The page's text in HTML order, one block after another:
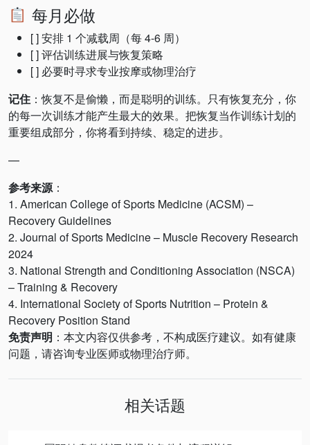
每月必做
[ ] 安排 1 个减载周（每 4-6 周）
[ ] 评估训练进展与恢复策略
[ ] 必要时寻求专业按摩或物理治疗
记住 ：恢复不是偷懒，而是聪明的训练。只有恢复充分，你
的每一次训练才能产生最大的效果。把恢复当作训练计划的
重要组成部分，你将看到持续、稳定的进步。
—
参考来源：
1. American College of Sports Medicine (ACSM) –
Recovery Guidelines
2. Journal of Sports Medicine – Muscle Recovery Research
2024
3. National Strength and Conditioning Association (NSCA)
– Training & Recovery
4. International Society of Sports Nutrition – Protein &
Recovery Position Stand
免责声明 ：本文内容仅供参考，不构成医疗建议。如有健康
问题，请咨询专业医师或物理治疗师。
相关话题